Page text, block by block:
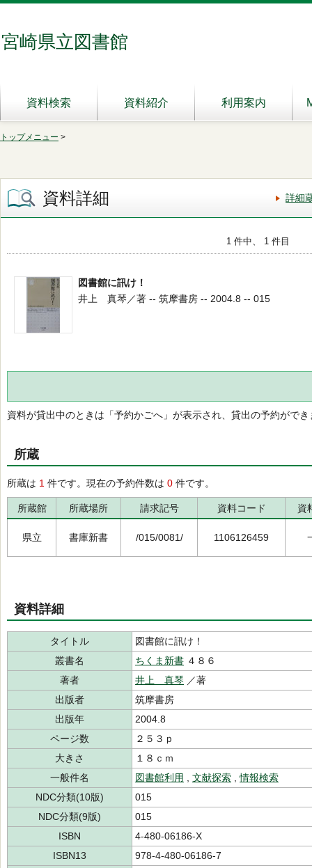
宮崎県立図書館
資料検索 資料紹介 利用案内
トップメニュー >
資料詳細 詳細
1 件中、 1 件目
図書館に訊け！
井上 真琴／著 -- 筑摩書房 -- 2004.8 -- 015
資料が貸出中のときは「予約かごへ」が表示され、貸出の予約ができ
所蔵
所蔵は 1 件です。現在の予約件数は 0 件です。
所蔵館 所蔵場所 請求記号 資料コード 資
県立 書庫新書 /015/0081/ 1106126459
資料詳細
タイトル
図書館に訊け！
叢書名
ちくま新書 ４８６
著者
井上 真琴 ／著
出版者
筑摩書房
出版年
2004.8
ページ数
２５３ｐ
大きさ
１８ｃｍ
一般件名
図書館利用 文献探索 ,情報検索
NDC分類(10版)
015
NDC分類(9版)
015
ISBN
4-480-06186-X
ISBN13
978-4-480-06186-7